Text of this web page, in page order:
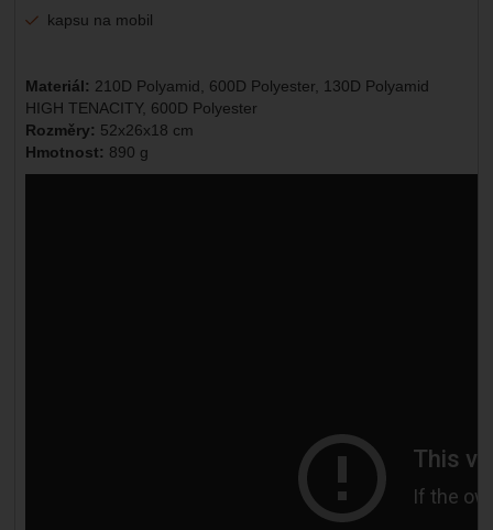
kapsu na mobil
Materiál: 210D Polyamid, 600D Polyester, 130D Polyamid
HIGH TENACITY, 600D Polyester
Rozměry: 52x26x18 cm
Hmotnost: 890 g